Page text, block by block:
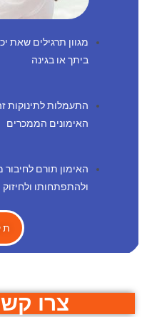
מגוון תרגילים שאת
ביתך או בגינה
התעמלות לתינוקות
האימונים הממכרים
האימון תורם
ולהתפתחותו
צרו